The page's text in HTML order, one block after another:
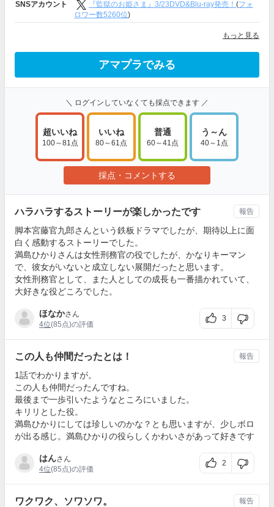
SNSアカウント 『監獄のお姫さま』3/23DVD&Blu-ray発売！ (フォ
ロワー数5260位)
もっと見る
アマプラでみる
＼ ログインしていなくても採点できます ／
超いいね
100～81点
いいね
80～61点
普通
60～41点
う～ん
40～1点
採点・コメントする
ハラハラするストーリーが楽しかったです
脚本宮藤官九郎さんという鉄板ドラマでしたが、期待以上に面
白く感動するストーリーでした。
満島ひかりさんは女性刑務官の役でしたが、かなりキーマン
で、彼女がいないと成立しない展開だったと思います。
女性刑務官として、また人としての成長も一番描かれていて、
大好きな役どころでした。
ほなかさん
4位(85点)の評価
3
報告
この人も仲間だったとは！
1話でわかりますが。
この人も仲間だったんですね。
最後まで一歩引いたようなところにいました。
キリリとした役。
満島ひかりにしては珍しいのかな？とも思いますが、少しボロ
が出る感じ。満島ひかりの役らしくかわいさがあって好きです
はんさん
4位(85点)の評価
2
報告
ワクワク、ソワソワ。 報告